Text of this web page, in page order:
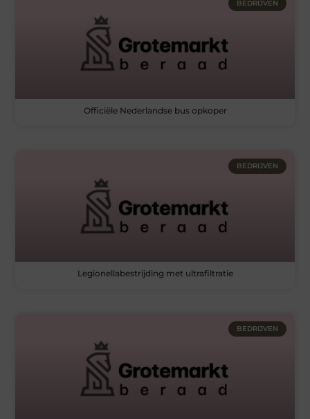
BEDRIJVEN
Officiële Nederlandse bus opkoper
BEDRIJVEN
Legionellabestrijding met ultrafiltratie
BEDRIJVEN